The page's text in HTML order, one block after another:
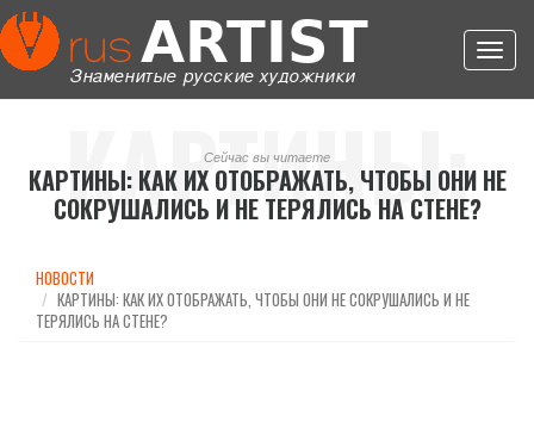
КАРТИНЫ:
КАК ИХ
Сейчас вы читаете
КАРТИНЫ: КАК ИХ ОТОБРАЖАТЬ, ЧТОБЫ ОНИ НЕ
СОКРУШАЛИСЬ И НЕ ТЕРЯЛИСЬ НА СТЕНЕ?
НОВОСТИ
КАРТИНЫ: КАК ИХ ОТОБРАЖАТЬ, ЧТОБЫ ОНИ НЕ СОКРУШАЛИСЬ И НЕ
ТЕРЯЛИСЬ НА СТЕНЕ?